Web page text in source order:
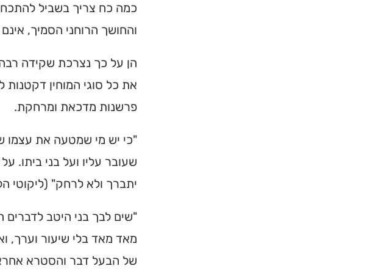
כמה כח צריך בשביל
והחושך הרוחני הסמיך,
הן על כך נצרכת שקידה
את כל סוגי המוחין
פרשנות מדכאת ומרחקת.
"כי יש מי שמטעה את עצמו
שעובר עליו ועל בני ביתו.
יתברך ולא לרחק" (ליקוטי
"שים לבך בני היטב לדברים
מאד מאד בלי שיעור וערך,
של הבעל דבר והסטרא
ברסלב בארץ ובעולם! מצאו זמני תפילות,
תורה, כתובות ודרכי הגעה בלחיצת כפתור.
לכניסה לאינדקס ➔